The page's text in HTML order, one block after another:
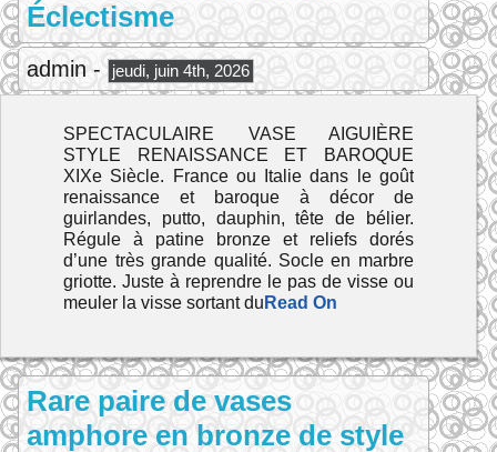
Éclectisme
admin - jeudi, juin 4th, 2026
SPECTACULAIRE VASE AIGUIÈRE
STYLE RENAISSANCE ET BAROQUE
XIXe Siècle. France ou Italie dans le goût
renaissance et baroque à décor de
guirlandes, putto, dauphin, tête de bélier.
Régule à patine bronze et reliefs dorés
d’une très grande qualité. Socle en marbre
griotte. Juste à reprendre le pas de visse ou
meuler la visse sortant du Read On
Rare paire de vases
amphore en bronze de style